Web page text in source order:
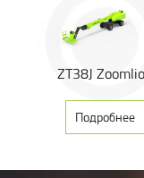
ZT38J
Подробнее